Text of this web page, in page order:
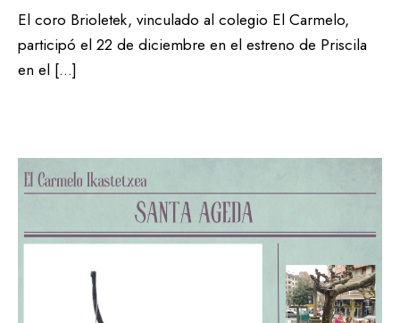
El coro Brioletek, vinculado al colegio El Carmelo,
participó el 22 de diciembre en el estreno de Priscila
en el […]